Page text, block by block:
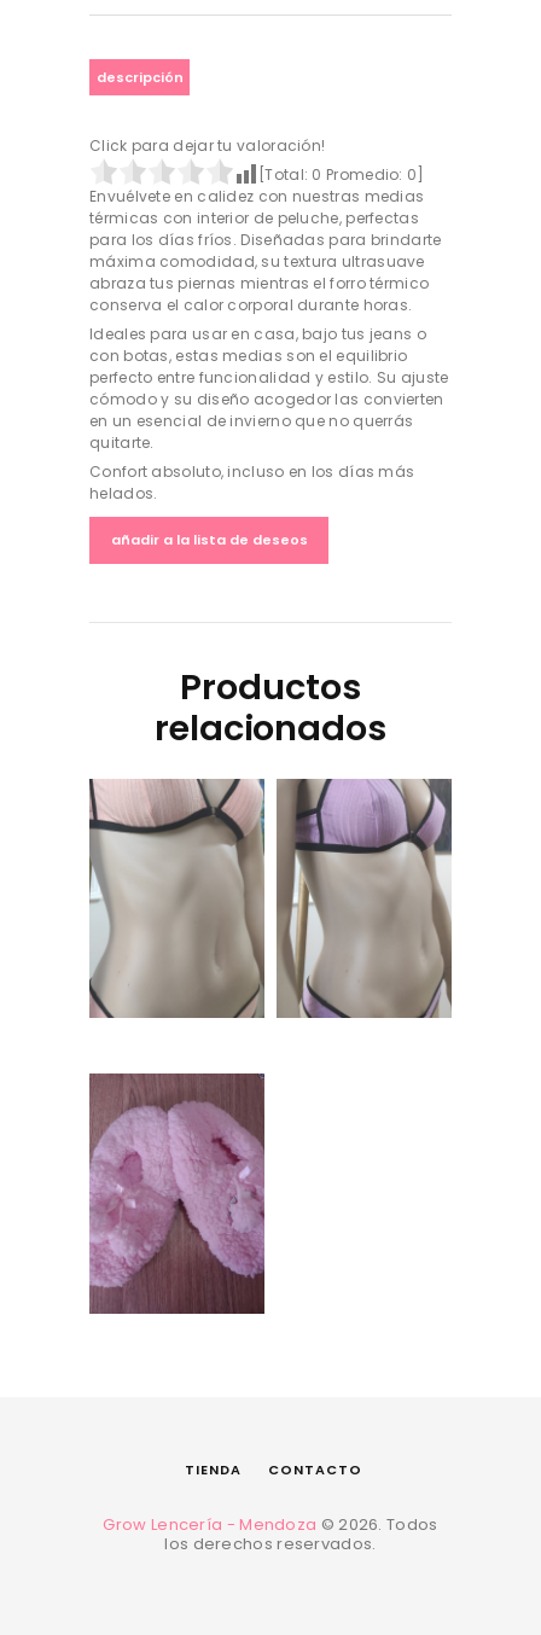
colores
descripción
Click para dejar tu valoración!
[Total: 0 Promedio: 0
Envuélvete en calidez con nuestras medias
térmicas con interior de peluche, perfectas
para los días fríos. Diseñadas para brindarte
máxima comodidad, su textura ultrasuave
abraza tus piernas mientras el forro térmico
conserva el calor corporal durante horas.
Ideales para usar en casa, bajo tus jeans o
con botas, estas medias son el equilibrio
perfecto entre funcionalidad y estilo. Su ajuste
cómodo y su diseño acogedor las convierten
en un esencial de invierno que no querrás
quitarte.
Confort absoluto, incluso en los días más
helados.
añadir a la lista de deseos
Productos
relacionados
7.500,00
Conjunto de
morley Violeta sin
arco – MOLY
PANTUFLAS –
Diversos colores
$7.000,00
TIENDA CONTACTO
Grow Lencería - Mendoza © 2026. Todos
los derechos reservados.